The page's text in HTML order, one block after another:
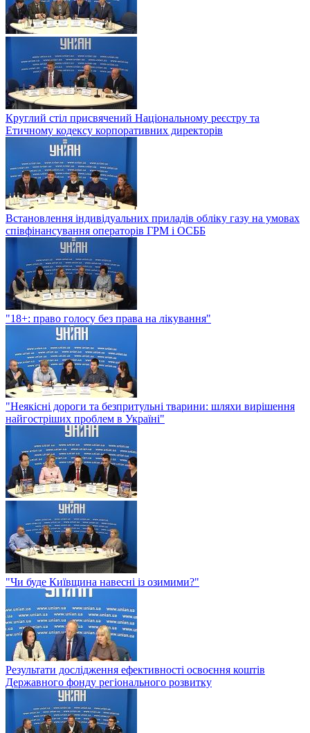
Круглий стіл присвячений Національному реєстру та
Етичному кодексу корпоративних директорів
Встановлення індивідуальних приладів обліку газу на умовах
співфінансування операторів ГРМ і ОСББ
"18+: право голосу без права на лікування"
"Неякісні дороги та безпритульні тварини: шляхи вирішення
найгостріших проблем в Україні"
"Чи буде Київщина навесні із озимими?"
Результати дослідження ефективності освоєння коштів
Державного фонду регіонального розвитку